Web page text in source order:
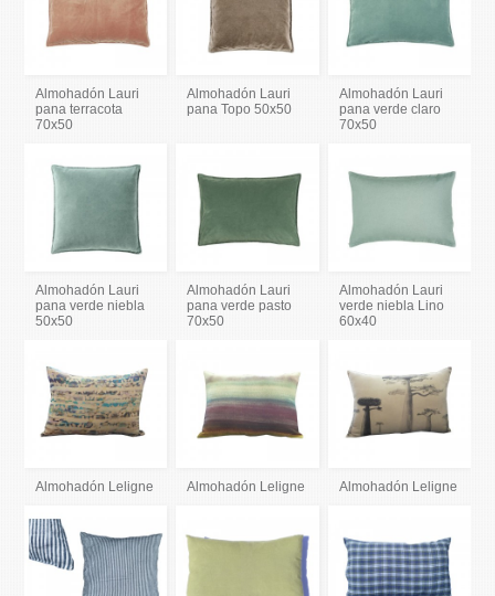
Almohadón Lauri
pana terracota
70x50
Almohadón Lauri
pana Topo 50x50
Almohadón Lauri
pana verde claro
70x50
Almohadón Lauri
pana verde niebla
50x50
Almohadón Lauri
pana verde pasto
70x50
Almohadón Lauri
verde niebla Lino
60x40
Almohadón Leligne Almohadón Leligne Almohadón Leligne